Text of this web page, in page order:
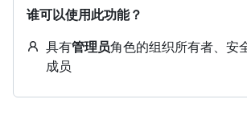
谁可以使用此功能？
具有管理员角色的组织所有者、安
成员